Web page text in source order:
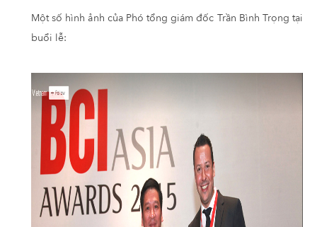
Một số hình ảnh của Phó tổng giám đốc Trần Bình Trọng tại
buổi lễ: